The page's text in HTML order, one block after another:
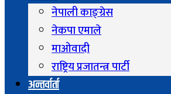
नेपाली काङ्ग्रेस
नेकपा एमाले
माओवादी
राष्ट्रिय प्रजातन्त्र पार्टी
अन्तर्वार्ता